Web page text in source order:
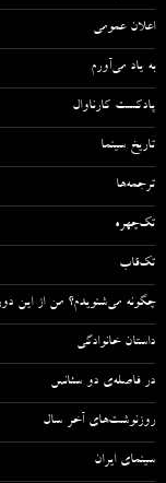
اعلان عمومی
به یاد می‌آورم
پادکست کارناوال
تاریخ سینما
ترجمه‌ها
تک‌چهره
تک‌قاب
چگونه می‌شنویدم؟ من از این
داستان خانوادگی
در فاصله‌ی دو سئانس
روزنوشت‌های آخر سال
سینمای ایران